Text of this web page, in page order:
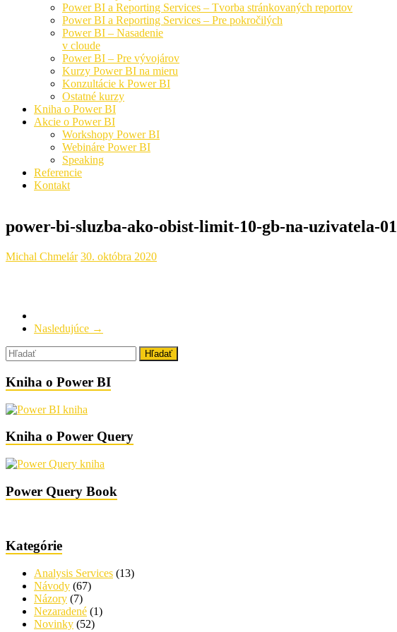
Power BI a Reporting Services – Tvorba stránkovaných reportov
Power BI a Reporting Services – Pre pokročilých
Power BI – Nasadenie
v cloude
Power BI – Pre vývojárov
Kurzy Power BI na mieru
Konzultácie k Power BI
Ostatné kurzy
Kniha o Power BI
Akcie o Power BI
Workshopy Power BI
Webináre Power BI
Speaking
Referencie
Kontakt
power-bi-sluzba-ako-obist-limit-10-gb-na-uzivatela-01
Michal Chmelár 30. októbra 2020
Nasledujúce →
Kniha o Power BI
Kniha o Power Query
Power Query Book
Kategórie
Analysis Services (13)
Návody (67)
Názory (7)
Nezaradené (1)
Novinky (52)